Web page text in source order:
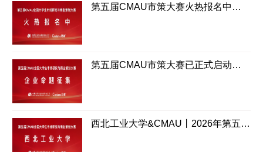
第五届CMAU市策大赛火热报名中！点击文章查看本届赛制更新！
第五届CMAU市策大赛已正式启动，诚邀新老企业伙伴提供命题参与第五届大赛！
西北工业大学&CMAU丨2026年第五届CMAU市策大赛西部赛区承办校介绍